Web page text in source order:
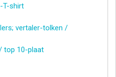
T-shirt
vertaler-tolken /
top 10-plaat